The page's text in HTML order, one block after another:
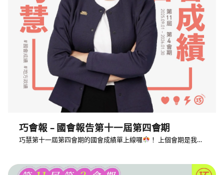
巧會報 – 國會報告第十一屆第四會期
巧慧第十一屆第四會期的國會成績單上線囉 ！ 上個會期是我…